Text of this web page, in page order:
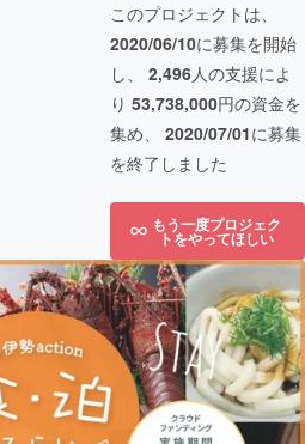
このプロジェクトは、
2020/06/10に募集を開始
し、 2,496人の支援によ
り 53,738,000円の資金を
集め、 2020/07/01に募集
を終了しました
もう一度プロジェク
トをやってほしい